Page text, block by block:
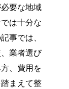
要な地域
は十分な
事では、
業者選び
、費用を
まえて整